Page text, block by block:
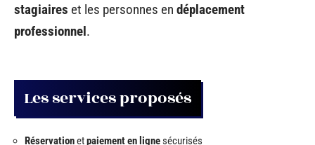
stagiaires et les personnes en déplacement
professionnel.
Les services proposés
Réservationetpaiement en lignesécurisés